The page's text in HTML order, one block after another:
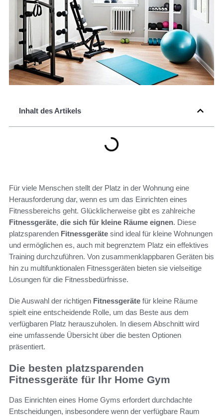
Inhalt des Artikels
Für viele Menschen stellt der Platz in der Wohnung eine
Herausforderung dar, wenn es um das Einrichten eines
Fitnessbereichs geht. Glücklicherweise gibt es zahlreiche
Fitnessgeräte, die sich für kleine Räume eignen. Diese
platzsparenden Fitnessgeräte sind ideal für kleine Wohnungen
und ermöglichen es, auch mit begrenztem Platz ein effektives
Training durchzuführen. Von zusammenklappbaren Geräten bis
hin zu multifunktionalen Fitnessgeräten bieten sie vielseitige
Lösungen für die Fitnessbedürfnisse.
Die Auswahl der richtigen Fitnessgeräte für kleine Räume
spielt eine entscheidende Rolle, um das Beste aus dem
verfügbaren Platz herauszuholen. In diesem Abschnitt wird
eine umfassende Übersicht über die besten Optionen
präsentiert.
Die besten platzsparenden
Fitnessgeräte für Ihr Home Gym
Das Einrichten eines Home Gyms erfordert durchdachte
Entscheidungen, insbesondere wenn der verfügbare Raum